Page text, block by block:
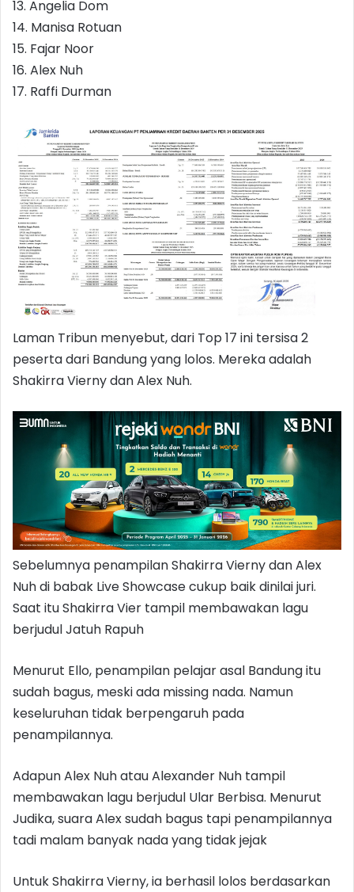
13. Angelia Dom
14. Manisa Rotuan
15. Fajar Noor
16. Alex Nuh
17. Raffi Durman
Laman Tribun menyebut, dari Top 17 ini tersisa 2
peserta dari Bandung yang lolos. Mereka adalah
Shakirra Vierny dan Alex Nuh.
Sebelumnya penampilan Shakirra Vierny dan Alex
Nuh di babak Live Showcase cukup baik dinilai juri.
Saat itu Shakirra Vier tampil membawakan lagu
berjudul Jatuh Rapuh
Menurut Ello, penampilan pelajar asal Bandung itu
sudah bagus, meski ada missing nada. Namun
keseluruhan tidak berpengaruh pada
penampilannya.
Adapun Alex Nuh atau Alexander Nuh tampil
membawakan lagu berjudul Ular Berbisa. Menurut
Judika, suara Alex sudah bagus tapi penampilannya
tadi malam banyak nada yang tidak jejak
Untuk Shakirra Vierny, ia berhasil lolos berdasarkan